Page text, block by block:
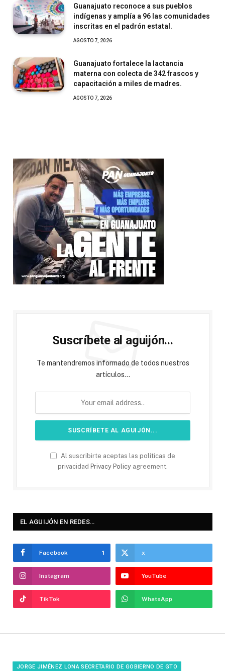
Guanajuato reconoce a sus pueblos
indígenas y amplía a 96 las comunidades
inscritas en el padrón estatal.
AGOSTO 7, 2026
Guanajuato fortalece la lactancia
materna con colecta de 342 frascos y
capacitación a miles de madres.
AGOSTO 7, 2026
Suscríbete al aguijón...
Te mantendremos informado de todos nuestros
artículos...
Al suscribirte aceptas las políticas de
privacidad Privacy Policy agreement.
EL AGUIJÓN EN REDES…
Facebook 1 x
Instagram YouTube
TikTok WhatsApp
JORGE JIMÉNEZ LONA SECRETARIO DE GOBIERNO DE GTO